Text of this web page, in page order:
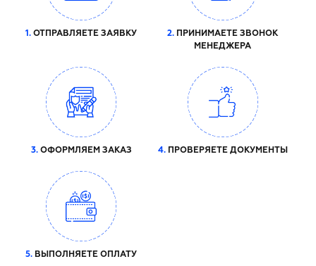
1. ОТПРАВЛЯЕТЕ ЗАЯВКУ 2. ПРИНИМАЕТЕ ЗВОНОК
МЕНЕДЖЕРА
3.ОФОРМЛЯЕМ ЗАКАЗ 4.ПРОВЕРЯЕТЕ ДОКУМЕНТЫ
5. ВЫПОЛНЯЕТЕ ОПЛАТУ